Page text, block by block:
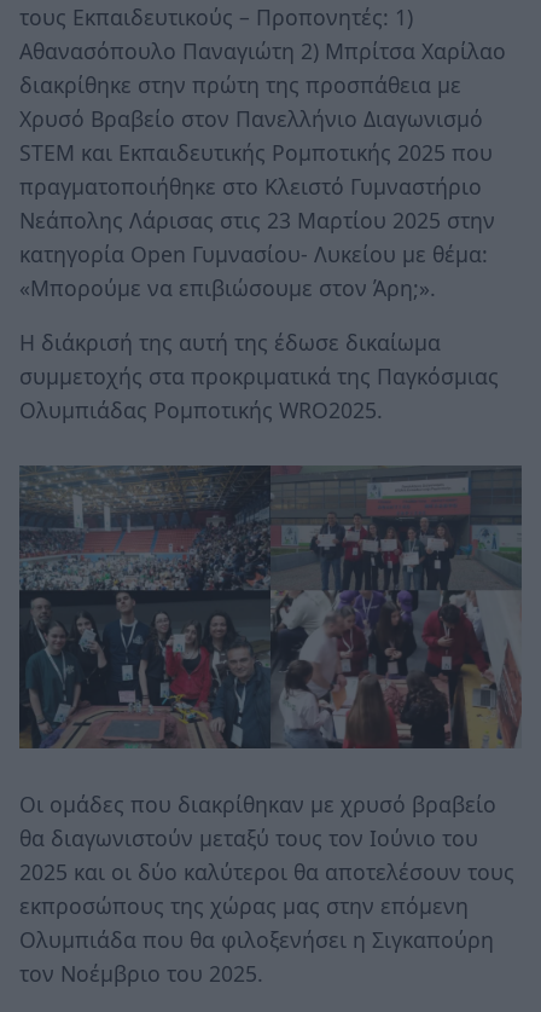
τους Εκπαιδευτικούς – Προπονητές: 1)
Αθανασόπουλο Παναγιώτη 2) Μπρίτσα Χαρίλαο
διακρίθηκε στην πρώτη της προσπάθεια με
Χρυσό Βραβείο στον Πανελλήνιο Διαγωνισμό
STEM και Εκπαιδευτικής Ρομποτικής 2025 που
πραγματοποιήθηκε στο Κλειστό Γυμναστήριο
Νεάπολης Λάρισας στις 23 Μαρτίου 2025 στην
κατηγορία Οpen Γυμνασίου- Λυκείου με θέμα:
«Μπορούμε να επιβιώσουμε στον Άρη;».
Η διάκρισή της αυτή της έδωσε δικαίωμα
συμμετοχής στα προκριματικά της Παγκόσμιας
Ολυμπιάδας Ρομποτικής WRO2025.
Οι ομάδες που διακρίθηκαν με χρυσό βραβείο
θα διαγωνιστούν μεταξύ τους τον Ιούνιο του
2025 και οι δύο καλύτεροι θα αποτελέσουν τους
εκπροσώπους της χώρας μας στην επόμενη
Ολυμπιάδα που θα φιλοξενήσει η Σιγκαπούρη
τον Νοέμβριο του 2025.